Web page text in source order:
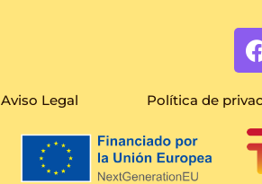
Aviso Legal Política de